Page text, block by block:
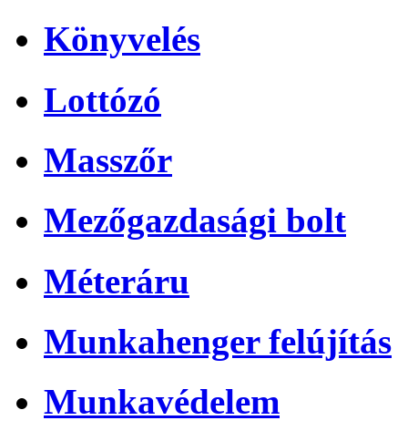
Könyvelés
Lottózó
Masszőr
Mezőgazdasági bolt
Méteráru
Munkahenger felújítás
Munkavédelem